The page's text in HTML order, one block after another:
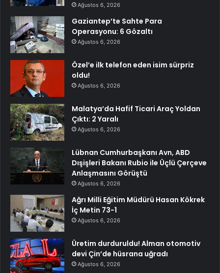
Ağustos 6, 2026
Gaziantep’te Sahte Para
Operasyonu: 6 Gözaltı
Ağustos 6, 2026
Özel’e ilk telefon eden isim sürpriz
oldu!
Ağustos 6, 2026
Malatya’da Hafif Ticari Araç Yoldan
Çıktı: 2 Yaralı
Ağustos 6, 2026
Lübnan Cumhurbaşkanı Avn, ABD
Dışişleri Bakanı Rubio ile Üçlü Çerçeve
Anlaşmasını Görüştü
Ağustos 6, 2026
Ağrı Milli Eğitim Müdürü Hasan Kökrek
İç Metin 73-1
Ağustos 6, 2026
Üretim durduruldu! Alman otomotiv
devi Çin’de hüsrana uğradı
Ağustos 6, 2026